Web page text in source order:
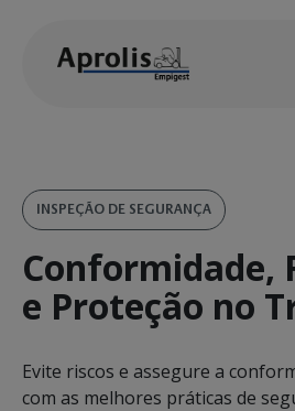
INSPEÇÃO DE SEGURANÇA
Conformidade,
e Proteção no
Evite riscos e assegure a
com as melhores práticas de